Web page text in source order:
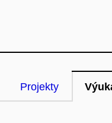
Projekty